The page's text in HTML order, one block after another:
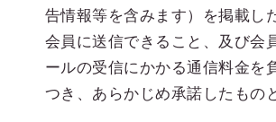
告情報等を含みます）を掲載し
会員に送信できること、及び会
ールの受信にかかる通信料金を
つき、あらかじめ承諾したもの